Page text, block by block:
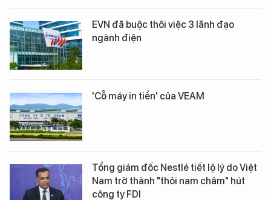
EVN đã buộc thôi việc 3 lãnh đạo
ngành điện
'Cỗ máy in tiền' của VEAM
Tổng giám đốc Nestlé tiết lộ lý do Việt
Nam trở thành "thỏi nam châm" hút
công ty FDI